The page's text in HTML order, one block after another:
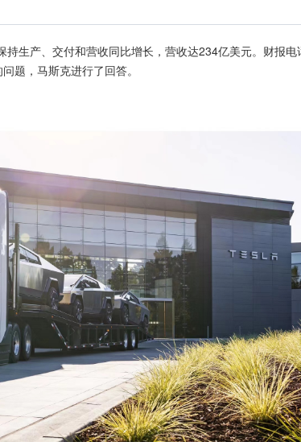
生产、交付和营收同比增长，营收达234亿美元。财报电
题，马斯克进行了回答。